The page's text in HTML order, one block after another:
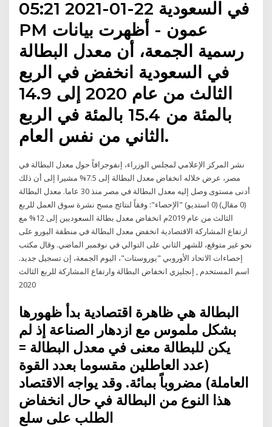
في السعودية 22-01-2021 05:21
PM عمون - أظهرت بيانات
رسمية الجمعة، أن معدل البطالة
في السعودية انخفض في الربع
الثالث من عام 2020 إلى 14.9
بالمئة من 15.4 بالمئة في الربع
الثاني من نفس العام.
نشر المركز الإعلامي لمجلس الوزراء، إنفوجرافاً حول معدل البطالة في
مصر، عرض خلاله انخفاض معدل البطالة إلى 7.5% مشيرا إلى أن ذلك
أدنى مستوى وصل إليه معدل البطالة في مصر منذ 30 عاما. معدل البطالة
(0 مقال) (0 استديو) "الإحصاء": وفقاً لنتائج مسح نشرة سوق العمل للربع
الثالث من عام 2019م انخفاض معدل بطالة السعوديين إلى 12% مع
ارتفاع المشاركة الاقتصادية انخفض معدل البطالة في منطقة اليورو على
نحو غير متوقع، للشهر الثاني على التوالي في نوفمبر الماضي. وقال مكتب
إحصاءات الاتحاد الأوروبي "يوروستات"، اليوم الجمعة، إن تسجيل جديد.
اسم المستخدم , إنجليزي انخفاض البطالة وارتفاع المشاركة للربع الثالث
2020
البطالة هي ظاهرة اقتصادية بدأ ظهورها
بشكل ملموس مع ازدهار الصناعة إذ لم
يكن للبطالة معنى في معدل البطالة =
(عدد العاطلين مقسوما بعدد القوة
العاملة) مضروباً بمائة. وقد يواجه الاقتصاد
هذا النوع من البطالة في حال انخفاض
الطلب على سلع